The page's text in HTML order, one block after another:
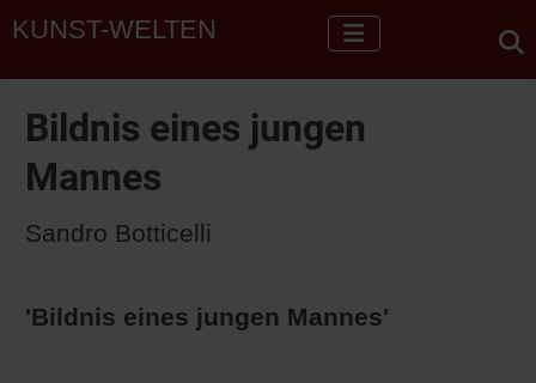
KUNST-WELTEN
Bildnis eines jungen
Mannes
Sandro Botticelli
'Bildnis eines jungen Mannes'